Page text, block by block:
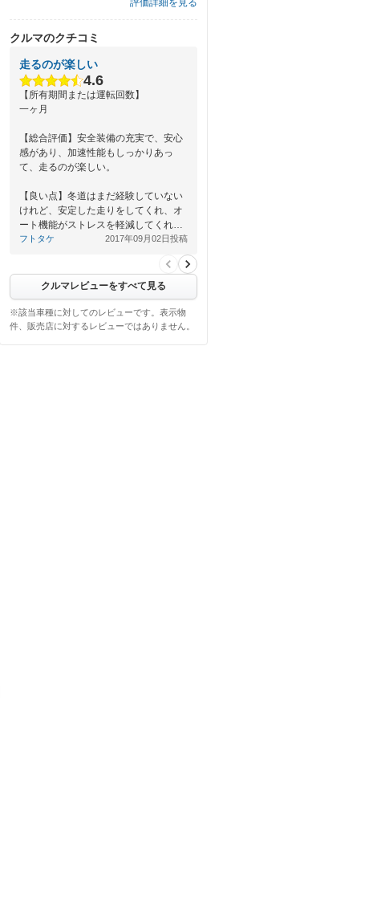
クルマのクチコミ
走るのが楽しい
4.6
【所有期間または運転回数】
一ヶ月
【総合評価】安全装備の充実で、安心
感があり、加速性能もしっかりあっ
て、走るのが楽しい。
【良い点】冬道はまだ経験していない
けれど、安定した走りをしてくれ、オ
ート機能がストレスを軽減してくれ…
フトタケ 2017年09月02日投稿
クルマレビューをすべて見る
※該当車種に対してのレビューです。表示物
件、販売店に対するレビューではありません。